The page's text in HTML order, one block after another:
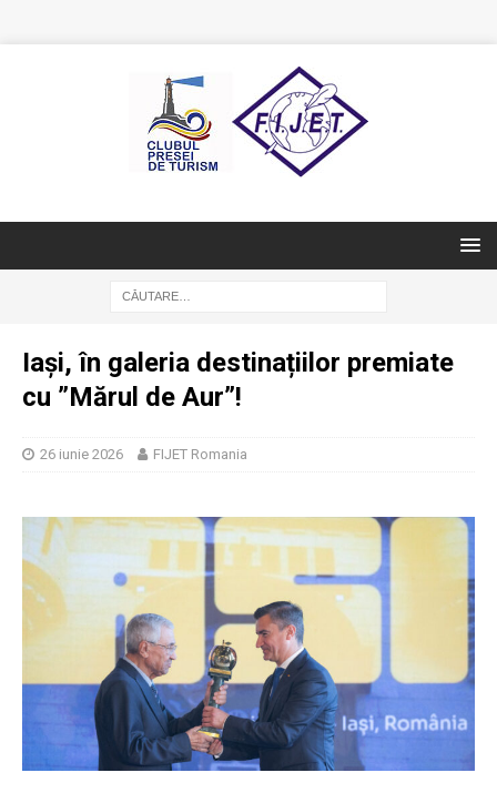
Iași, în galeria destinațiilor premiate
cu ”Mărul de Aur”!
26 iunie 2026 FIJET Romania